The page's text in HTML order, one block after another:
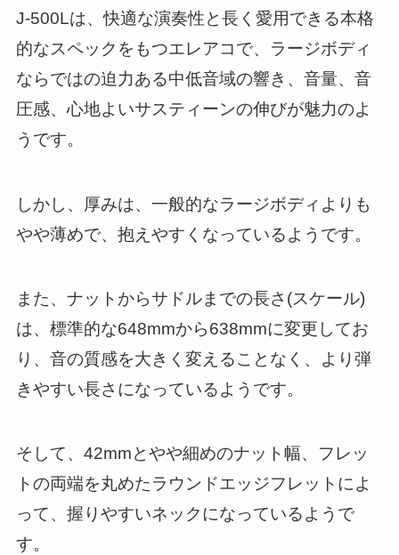
J-500Lは、快適な演奏性と長く愛用できる本格
的なスペックをもつエレアコで、ラージボディ
ならではの迫力ある中低音域の響き、音量、音
圧感、心地よいサスティーンの伸びが魅力のよ
うです。
しかし、厚みは、一般的なラージボディよりも
やや薄めで、抱えやすくなっているようです。
また、ナットからサドルまでの長さ(スケール)
は、標準的な648mmから638mmに変更してお
り、音の質感を大きく変えることなく、より弾
きやすい長さになっているようです。
そして、42mmとやや細めのナット幅、フレッ
トの両端を丸めたラウンドエッジフレットによ
って、握りやすいネックになっているようで
す。